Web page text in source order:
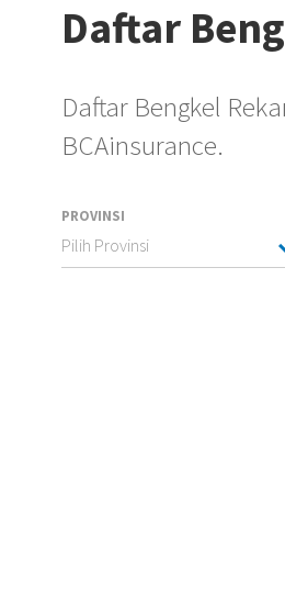
Daftar
Daftar Bengkel
BCAinsurance.
PROVINSI